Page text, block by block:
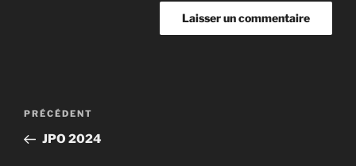
PRÉCÉDENT
JPO 2024